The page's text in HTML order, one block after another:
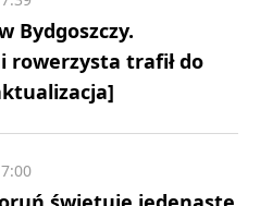
Bydgoszczy.
rowerzysta trafił do